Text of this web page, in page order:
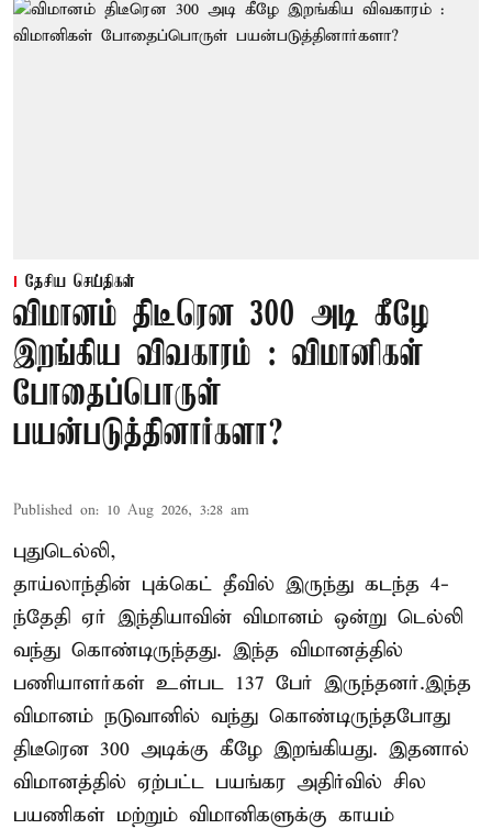
தேசிய செய்திகள்
விமானம் திடீரென 300 அடி கீழே
இறங்கிய விவகாரம் : விமானிகள்
போதைப்பொருள்
பயன்படுத்தினார்களா?
Published on: 10 Aug 2026, 3:28 am
புதுடெல்லி,
தாய்லாந்தின் புக்கெட் தீவில் இருந்து கடந்த 4-
ந்தேதி ஏர் இந்தியாவின் விமானம் ஒன்று டெல்லி
வந்து கொண்டிருந்தது. இந்த விமானத்தில்
பணியாளர்கள் உள்பட 137 பேர் இருந்தனர்.இந்த
விமானம் நடுவானில் வந்து கொண்டிருந்தபோது
திடீரென 300 அடிக்கு கீழே இறங்கியது. இதனால்
விமானத்தில் ஏற்பட்ட பயங்கர அதிர்வில் சில
பயணிகள் மற்றும் விமானிகளுக்கு காயம்